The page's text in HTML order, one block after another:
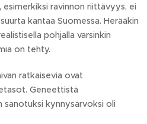
ravinnon riittävyys, ei
kantaa Suomessa. Herääkin
pohjalla varsinkin
on tehty.
ratkaisevia ovat
Geneettistä
sanotuksi kynnysarvoksi oli